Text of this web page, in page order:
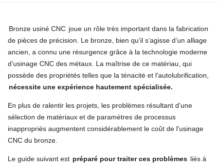
Bronze usiné CNC joue un rôle très important dans la fabrication
de pièces de précision. Le bronze, bien qu’il s’agisse d’un alliage
ancien, a connu une résurgence grâce à la technologie moderne
d’usinage CNC des métaux. La maîtrise de ce matériau, qui
possède des propriétés telles que la ténacité et l'autolubrification,
nécessite une expérience hautement spécialisée.
En plus de ralentir les projets, les problèmes résultant d'une
sélection de matériaux et de paramètres de processus
inappropriés augmentent considérablement le coût de l'usinage
CNC du bronze.
Le guide suivant est préparé pour traiter ces problèmes liés à